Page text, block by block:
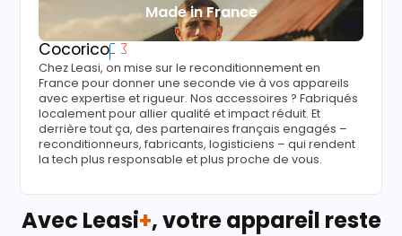
Made in France
Cocorico
Chez Leasi, on mise sur le reconditionnement en
France pour donner une seconde vie à vos appareils
avec expertise et rigueur. Nos accessoires ? Fabriqués
localement pour allier qualité et impact réduit. Et
derrière tout ça, des partenaires français engagés –
reconditionneurs, fabricants, logisticiens – qui rendent
la tech plus responsable et plus proche de vous.
Avec Leasi+, votre appareil reste